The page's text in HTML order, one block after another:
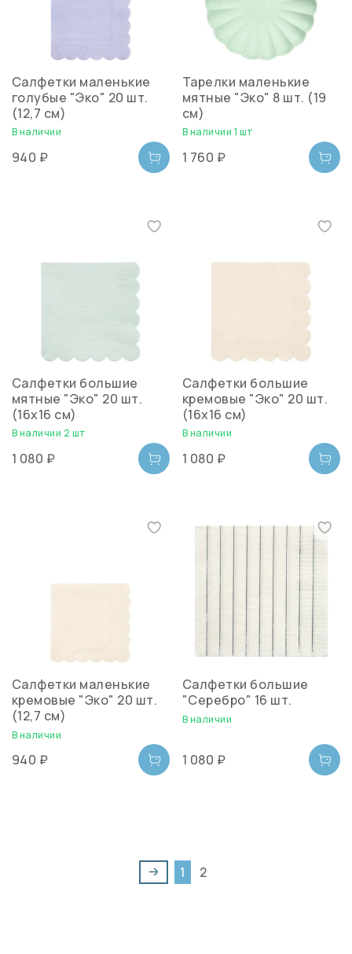
Салфетки маленькие
голубые "Эко" 20 шт.
(12,7 см)
В наличии
940 ₽
Тарелки маленькие
мятные "Эко" 8 шт. (19
см)
В наличии 1 шт
1 760 ₽
Салфетки большие
мятные "Эко" 20 шт.
(16х16 см)
В наличии 2 шт
1 080 ₽
Салфетки большие
кремовые "Эко" 20 шт.
(16х16 см)
В наличии
1 080 ₽
Салфетки маленькие
кремовые "Эко" 20 шт.
(12,7 см)
В наличии
940 ₽
Салфетки большие
"Серебро" 16 шт.
В наличии
1 080 ₽
1 2